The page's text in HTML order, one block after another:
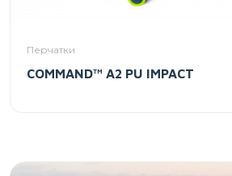
Перчатки
COMMAND™ A2 PU IMPACT